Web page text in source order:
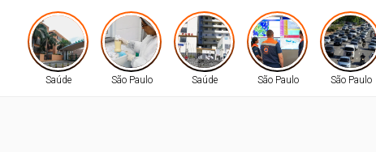
Saúde São Paulo Saúde São Paulo São Paulo